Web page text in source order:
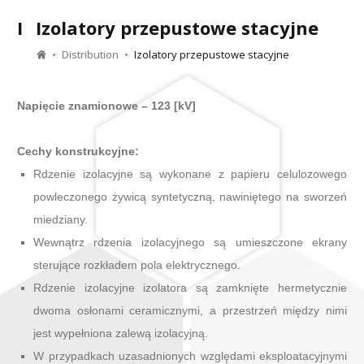
I Izolatory przepustowe stacyjne
Distribution Izolatory przepustowe stacyjne
Napięcie znamionowe – 123 [kV]
Cechy konstrukcyjne:
Rdzenie izolacyjne są wykonane z papieru celulozowego
powleczonego żywicą syntetyczną, nawiniętego na sworzeń
miedziany.
Wewnątrz rdzenia izolacyjnego są umieszczone ekrany
sterujące rozkładem pola elektrycznego.
Rdzenie izolacyjne izolatora są zamknięte hermetycznie
dwoma osłonami ceramicznymi, a przestrzeń między nimi
jest wypełniona zalewą izolacyjną.
W przypadkach uzasadnionych względami eksploatacyjnymi